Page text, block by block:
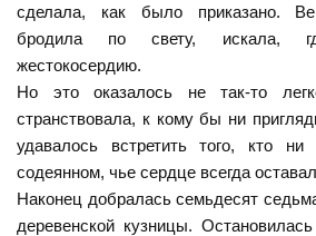
сделала, как было приказано.
бродила по свету, искала,
жестокосердию.
Но это оказалось не так-то
странствовала, к кому бы ни
удавалось встретить того, кто
содеянном, чье сердце всегда
Наконец добралась семьдесят
деревенской кузницы.